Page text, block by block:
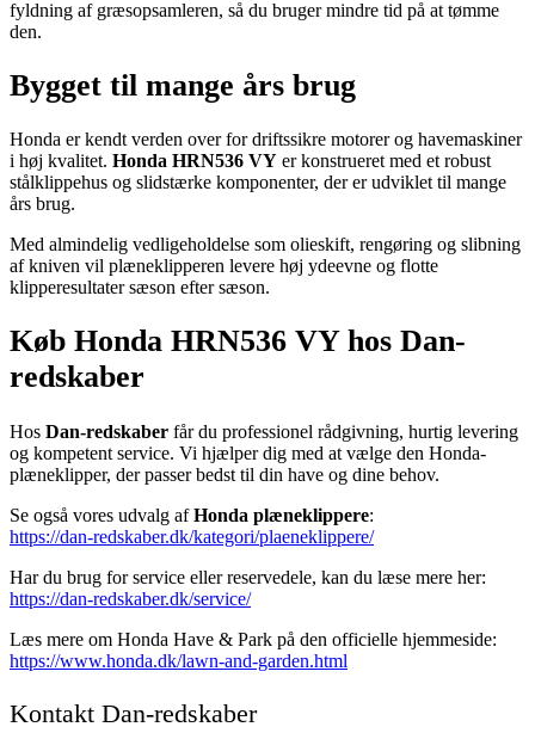
fyldning af græsopsamleren, så du bruger mindre tid på at tømme
den.
Bygget til mange års brug
Honda er kendt verden over for driftssikre motorer og havemaskiner
i høj kvalitet. Honda HRN536 VY er konstrueret med et robust
stålklippehus og slidstærke komponenter, der er udviklet til mange
års brug.
Med almindelig vedligeholdelse som olieskift, rengøring og slibning
af kniven vil plæneklipperen levere høj ydeevne og flotte
klipperesultater sæson efter sæson.
Køb Honda HRN536 VY hos Dan-
redskaber
Hos Dan-redskaber får du professionel rådgivning, hurtig levering
og kompetent service. Vi hjælper dig med at vælge den Honda-
plæneklipper, der passer bedst til din have og dine behov.
Se også vores udvalg afHonda plæneklippere:
https://dan-redskaber.dk/kategori/plaeneklippere/
Har du brug for service eller reservedele, kan du læse mere her:
https://dan-redskaber.dk/service/
Læs mere om Honda Have & Park på den officielle hjemmeside:
https://www.honda.dk/lawn-and-garden.html
Kontakt Dan-redskaber